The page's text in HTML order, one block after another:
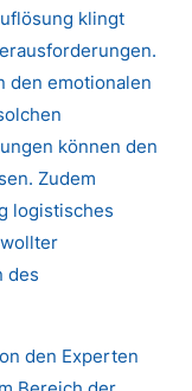
klingt
den emotionalen
können den
Zudem
logistisches
des
den Experten